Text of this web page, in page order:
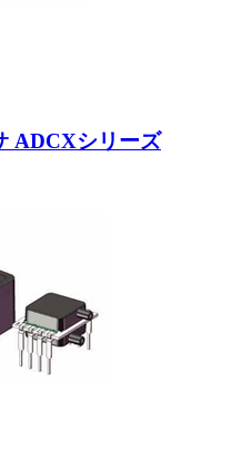
ADCXシリーズ